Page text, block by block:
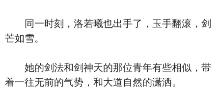
同一时刻，洛若曦也出手了，玉手翻滚，剑
芒如雪。
她的剑法和剑神天的那位青年有些相似，带
着一往无前的气势，和大道自然的潇洒。